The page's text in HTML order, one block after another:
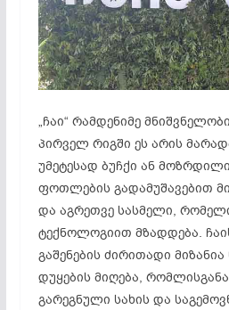
„ჩაი“ რამდენიმე
პირველ რიგში ეს არის
უმეტესად ბუჩქი ან
ფოთლების გადამუშავებით
და აგრეთვე სასმელი,
ტექნოლოგიით მზადდება.
გაშენების ძირითადი
დუყების მიღება,
გარეგნული სახის და